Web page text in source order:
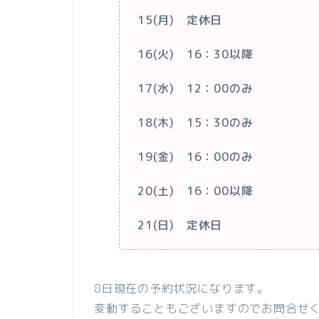
15(月) 定休日
16(火) 16：30以降
17(水) 12：00のみ
18(木) 15：30のみ
19(金) 16：00のみ
20(土) 16：00以降
21(日) 定休日
8日現在の予約状況になります。
変動することもございますのでお問合せ